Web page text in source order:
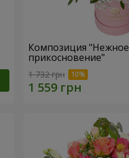
Композиция "Нежное
прикосновение"
1 732 грн